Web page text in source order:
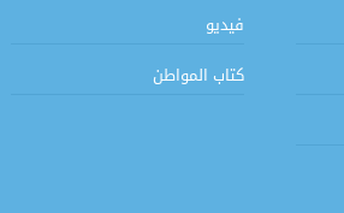
فيديو
كتاب المواطن